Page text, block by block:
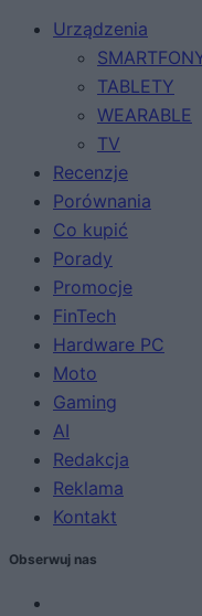
Urządzenia
TABLETY
WEARABLE
TV
Recenzje
Porównania
Co kupić
Porady
Promocje
FinTech
Hardware PC
Moto
Gaming
AI
Redakcja
Reklama
Kontakt
Obserwuj nas